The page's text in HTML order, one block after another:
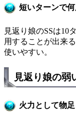
短いターンで
見返り娘のSSは10
用することが出来
使いやすい。
見返り娘の弱
火力として物